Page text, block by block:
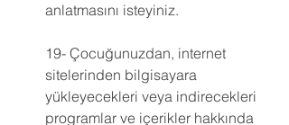
anlatmasını isteyiniz.
19- Çocuğunuzdan, internet
sitelerinden bilgisayara
yükleyecekleri veya indirecekleri
programlar ve içerikler hakkında